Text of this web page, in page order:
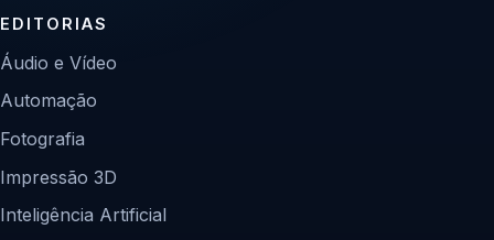
EDITORIAS
Áudio e Vídeo
Automação
Fotografia
Impressão 3D
Inteligência Artificial